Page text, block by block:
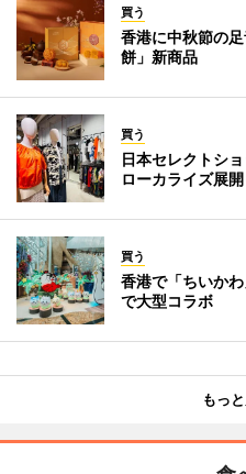
買う
香港に中秋節の
餅」新商品
買う
日本セレクトシ
ローカライズ展
買う
香港で「ちいか
で大型コラボ
もっ